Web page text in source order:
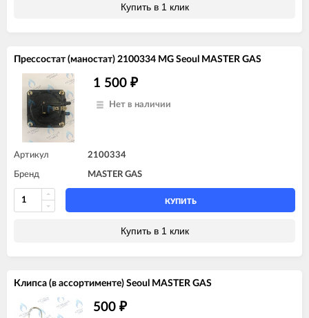
Купить в 1 клик
Пресcостат (маностат) 2100334 MG Seoul MASTER GAS
1 500 ₽
Нет в наличии
Артикул 2100334
Бренд MASTER GAS
КУПИТЬ
Купить в 1 клик
Клипса (в ассортименте) Seoul MASTER GAS
500 ₽